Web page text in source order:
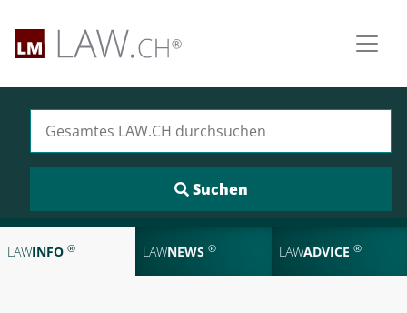
LAWINFO ® LAWNEWS ® LAWADVICE ®